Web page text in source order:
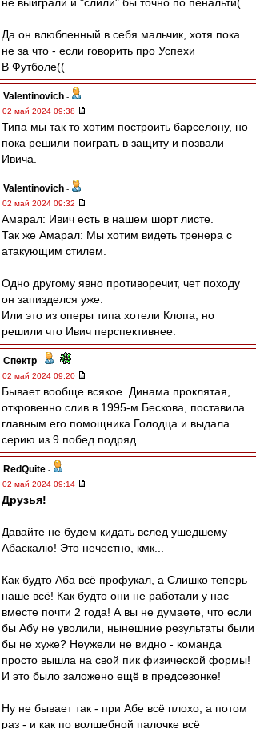
Да он влюбленный в себя мальчик, хотя пока
не за что - если говорить про Успехи
В Футболе((
Valentinovich -
02 май 2024 09:38
Типа мы так то хотим построить барселону, но
пока решили поиграть в защиту и позвали
Ивича.
Valentinovich -
02 май 2024 09:32
Амарал: Ивич есть в нашем шорт листе.
Так же Амарал: Мы хотим видеть тренера с
атакующим стилем.
Одно другому явно противоречит, чет походу
он запизделся уже.
Или это из оперы типа хотели Клопа, но
решили что Ивич перспективнее.
Спектр -
02 май 2024 09:20
Бывает вообще всякое. Динама проклятая,
откровенно слив в 1995-м Бескова, поставила
главным его помощника Голодца и выдала
серию из 9 побед подряд.
RedQuite -
02 май 2024 09:14
Друзья!
Давайте не будем кидать вслед ушедшему
Абаскалю! Это нечестно, кмк...
Как будто Аба всё профукал, а Слишко теперь
наше всё! Как будто они не работали у нас
вместе почти 2 года! А вы не думаете, что если
бы Абу не уволили, нынешние результаты были
бы не хуже? Неужели не видно - команда
просто вышла на свой пик физической формы!
И это было заложено ещё в предсезонке!
Ну не бывает так - при Абе всё плохо, а потом
раз - и как по волшебной палочке всё